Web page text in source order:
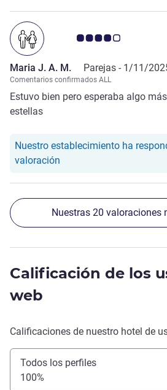
Nota de clientes de Avis
Maria J. A. M. Parejas - 1/11/
Comentarios confirmados ALL
Estuvo bien pero esperaba algo
estellas
Nuestro establecimiento ha
valoración
Nuestras 20 valoraciones
Calificación de los
web
Calificaciones de nuestro hotel de
Todos los perfiles
100%